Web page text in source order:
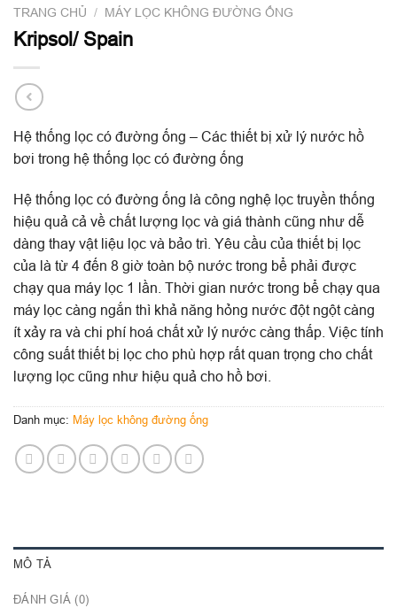
TRANG CHỦ / MÁY LỌC KHÔNG ĐƯỜNG ỐNG
Kripsol/ Spain
Hệ thống lọc có đường ống – Các thiết bị xử lý nước hồ
bơi trong hệ thống lọc có đường ống
Hệ thống lọc có đường ống là công nghệ lọc truyền thống
hiệu quả cả về chất lượng lọc và giá thành cũng như dễ
dàng thay vật liệu lọc và bảo trì. Yêu cầu của thiết bị lọc
của là từ 4 đến 8 giờ toàn bộ nước trong bể phải được
chạy qua máy lọc 1 lần. Thời gian nước trong bể chạy qua
máy lọc càng ngắn thì khả năng hỏng nước đột ngột càng
ít xảy ra và chi phí hoá chất xử lý nước càng thấp. Việc tính
công suất thiết bị lọc cho phù hợp rất quan trọng cho chất
lượng lọc cũng như hiệu quả cho hồ bơi.
Danh mục: Máy lọc không đường ống
MÔ TẢ
ĐÁNH GIÁ (0)